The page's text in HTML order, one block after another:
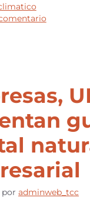
por adminweb_tcc